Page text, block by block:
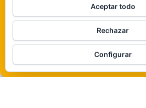
De ninguna manera
Veámos que hay aquí
Política de cookies
WordPress |Tema:
Aceptar todo
Rechazar
Configurar